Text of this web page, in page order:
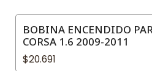
BOBINA ENCENDIDO
CORSA 1.6 2009-2011
$20.691